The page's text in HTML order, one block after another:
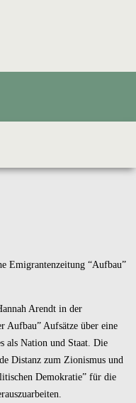
Emigrantenzeitung “Aufbau”
Arendt in der
Aufbau” Aufsätze über eine
als Nation und Staat. Die
Distanz zum Zionismus und
Demokratie” für die